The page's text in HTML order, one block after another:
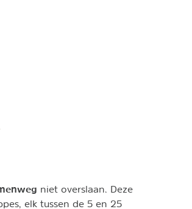
niet overslaan. Deze
elk tussen de 5 en 25